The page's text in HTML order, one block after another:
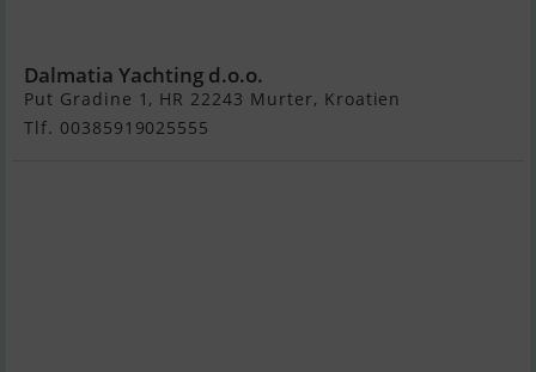
Dalmatia Yachting d.o.o.
Put Gradine 1, HR 22243 Murter, Kroatien
Tlf. 00385919025555